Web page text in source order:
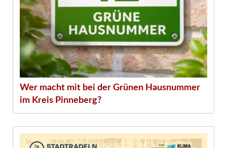
Wer macht mit bei der Grünen Hausnummer
im Kreis Pinneberg?